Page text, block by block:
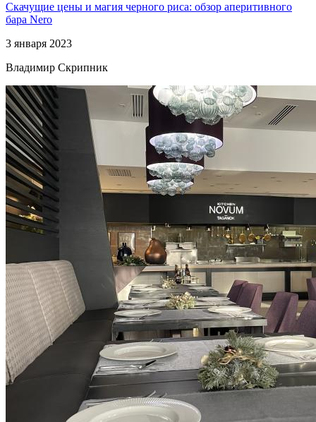
Скачущие цены и магия черного риса: обзор аперитивного
бара Nero
3 января 2023
Владимир Скрипник